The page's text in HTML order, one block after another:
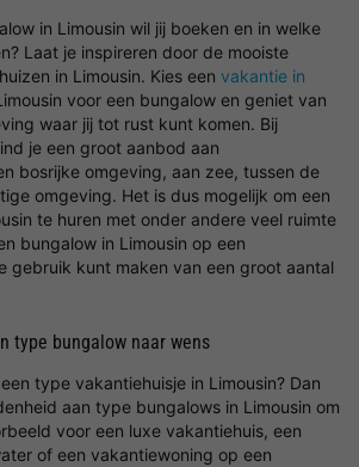
in Limousin wil jij boeken en in welke
Laat je inspireren door de mooiste
in Limousin. Kies een vakantie in
voor een bungalow en geniet van
waar jij tot rust kunt komen. Bij
je een groot aanbod aan
bosrijke omgeving, aan zee, tussen de
omgeving. Het is dus mogelijk om een
te huren met onder andere veel ruimte
bungalow in Limousin op een
gebruik kunt maken van een groot aantal
type bungalow naar wens
type vakantiehuisje in Limousin? Dan
aan type bungalows in Limousin om
voor een luxe vakantiehuis, een
of een vakantiewoning op een